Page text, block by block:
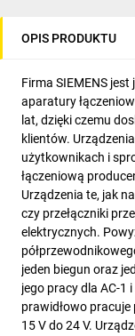
OPIS PRODUKTU
Firma SIEMENS
aparatury
lat, dzięki czemu
klientów.
użytkownikach i
łączeniową
Urządzenia te, jak
czy przełączniki
elektrycznych.
jeden biegun oraz
jego pracy dla AC-1
prawidłowo pracuje
15 V do 24 V.